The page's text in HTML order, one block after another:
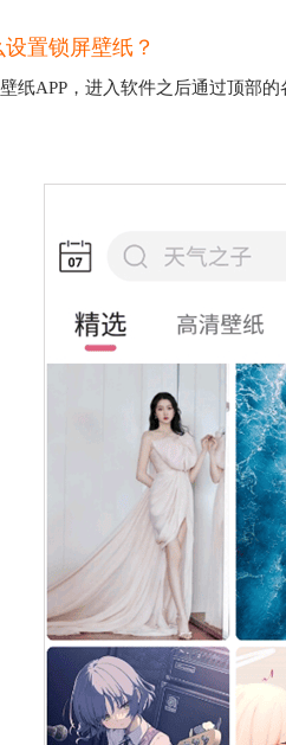
置锁屏壁纸？
纸APP，进入软件之后通过顶部的